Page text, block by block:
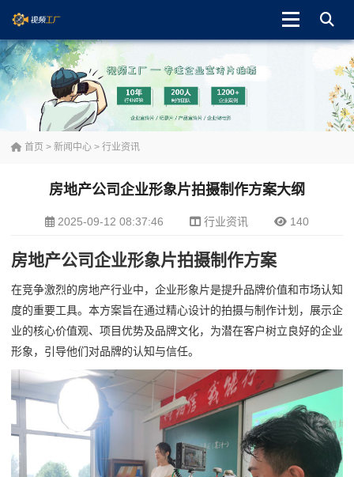
首页 > 新闻中心 > 行业资讯
房地产公司企业形象片拍摄制作方案大纲
2025-09-12 08:37:46 行业资讯 140
房地产公司企业形象片拍摄制作方案
在竞争激烈的房地产行业中，企业形象片是提升品牌价值和市场认知
度的重要工具。本方案旨在通过精心设计的拍摄与制作计划，展示企
业的核心价值观、项目优势及品牌文化，为潜在客户树立良好的企业
形象，引导他们对品牌的认知与信任。